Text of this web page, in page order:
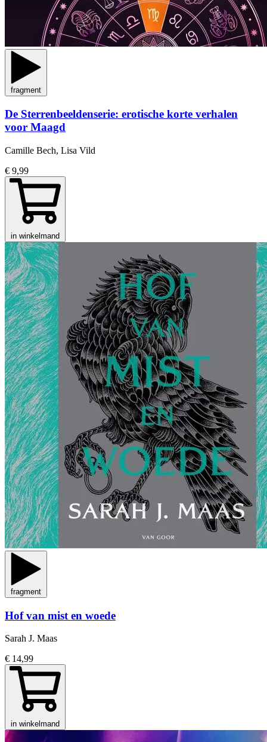
fragment
De Sterrenbeeldenserie: erotische korte verhalen
voor Maagd
Camille Bech, Lisa Vild
€ 9,99
in winkelmand
fragment
Hof van mist en woede
Sarah J. Maas
€ 14,99
in winkelmand